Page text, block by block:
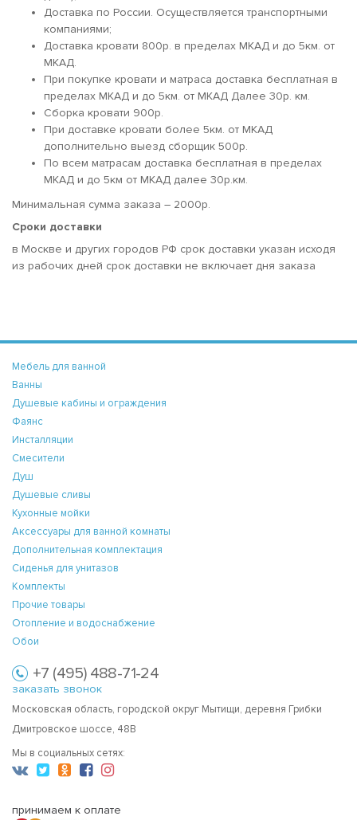
Доставка по России. Осуществляется транспортными
компаниями;
Доставка кровати 800р. в пределах МКАД и до 5км. от
МКАД.
При покупке кровати и матраса доставка бесплатная в
пределах МКАД и до 5км. от МКАД Далее 30р. км.
Сборка кровати 900р.
При доставке кровати более 5км. от МКАД
дополнительно выезд сборщик 500р.
По всем матрасам доставка бесплатная в пределах
МКАД и до 5км от МКАД далее 30р.км.
Минимальная сумма заказа – 2000р.
Сроки доставки
в Москве и других городов РФ срок доставки указан исходя
из рабочих дней срок доставки не включает дня заказа
Мебель для ванной
Ванны
Душевые кабины и ограждения
Фаянс
Инсталляции
Смесители
Душ
Душевые сливы
Кухонные мойки
Аксессуары для ванной комнаты
Дополнительная комплектация
Сиденья для унитазов
Комплекты
Прочие товары
Отопление и водоснабжение
Обои
+7 (495) 488-71-24
заказать звонок
Московская область, городской округ Мытищи, деревня Грибки
Дмитровское шоссе, 48В
Мы в социальных сетях:
принимаем к оплате